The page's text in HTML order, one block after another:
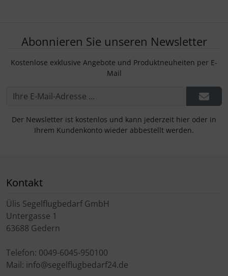
Abonnieren Sie unseren Newsletter
Kostenlose exklusive Angebote und Produktneuheiten per E-
Mail
Der Newsletter ist kostenlos und kann jederzeit hier oder in
Ihrem Kundenkonto wieder abbestellt werden.
Kontakt
Ülis Segelflugbedarf GmbH
Untergasse 1
63688 Gedern
Telefon: 0049-6045-950100
Mail: info@segelflugbedarf24.de